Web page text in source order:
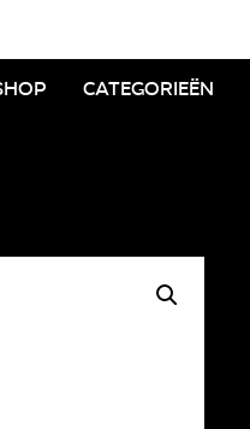
Categorieën